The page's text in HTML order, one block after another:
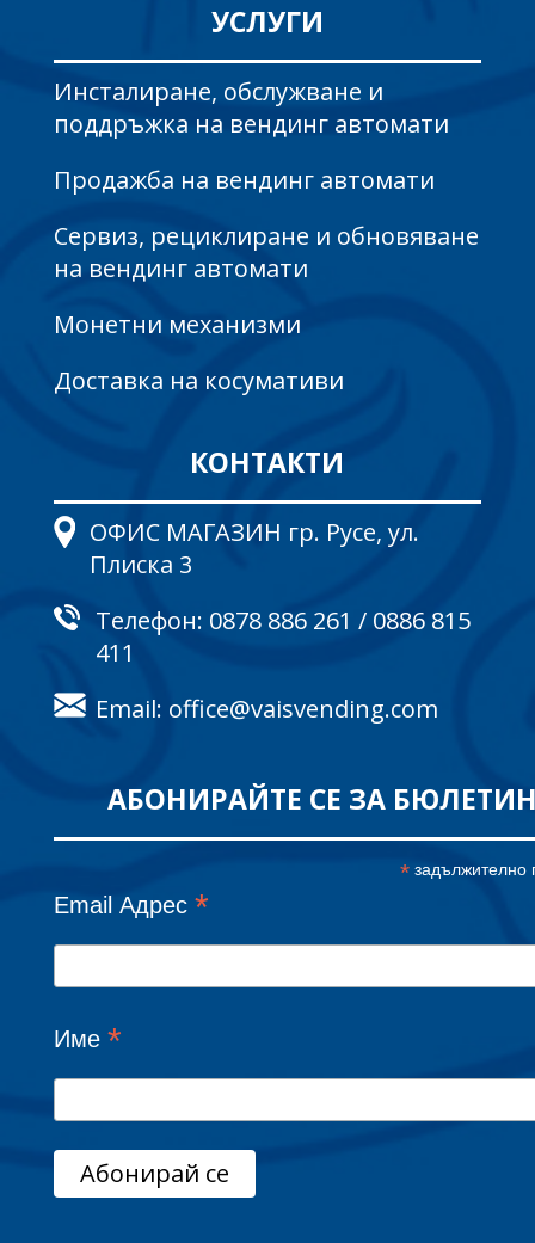
УСЛУГИ
Инсталиране, обслужване и
поддръжка на вендинг автомати
Продажба на вендинг автомати
Сервиз, рециклиране и обновяване
на вендинг автомати
Монетни механизми
Доставка на косумативи
КОНТАКТИ
ОФИС МАГАЗИН гр. Русе, ул.
Плиска 3
Телефон: 0878 886 261 / 0886 815
411
Email: office@vaisvending.com
АБОНИРАЙТЕ СЕ ЗА
*задължително
Email Адрес *
Име *